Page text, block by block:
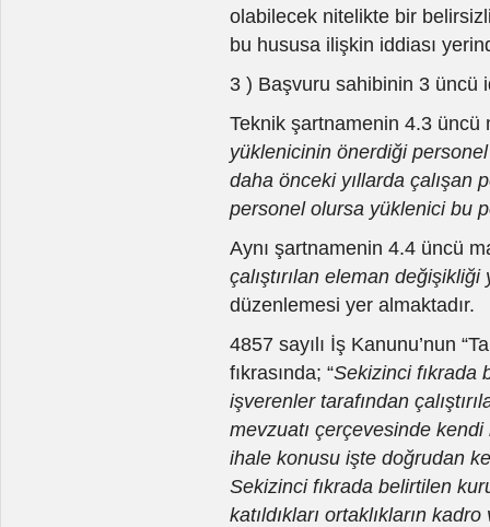
olabilecek nitelikte bir
bu hususa ilişkin iddiası
3 ) Başvuru sahibinin 3 üncü
Teknik şartnamenin 4.3 üncü
yüklenicinin önerdiği personel
daha önceki yıllarda çalışan
personel olursa yüklenici bu
Aynı şartnamenin 4.4 üncü
çalıştırılan eleman
düzenlemesi yer almaktadır.
4857 sayılı İş Kanunu’nun
fıkrasında; “Sekizinci fıkrada
işverenler tarafından
mevzuatı çerçevesinde
ihale konusu işte doğrudan
Sekizinci fıkrada belirtilen
katıldıkları ortaklıkların